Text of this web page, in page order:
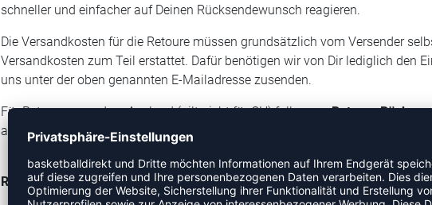
schneller und einfacher auf Deinen Rücksendewunsch reagieren.
Die Versandkosten für die Retoure müssen grundsätzlich vom Versender
Versandkosten zum Teil erstattet. Dafür benötigen wir von Dir lediglich den
uns unter der oben genannten E-Mailadresse zusenden.
Für Retouren aus dem Ausland (gilt nicht für CH) fallenpro Retoure
abziehen.
Rücksendungen aus der Schweiz